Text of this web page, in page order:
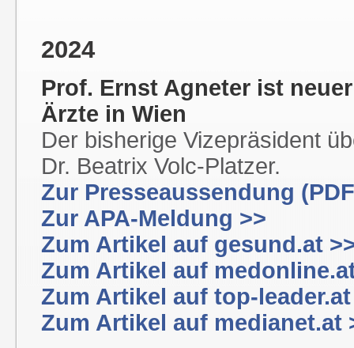
2024
Prof. Ernst Agneter ist
Ärzte in Wien
Der bisherige Vizepräsident
Dr. Beatrix Volc-Platzer.
Zur Presseaussendung
Zur APA-Meldung >>
Zum Artikel auf gesund.at
Zum Artikel auf
Zum Artikel auf top-
Zum Artikel auf medianet.at